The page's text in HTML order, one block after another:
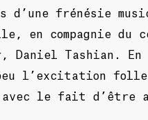
d’une frénésie
en compagnie du
Daniel Tashian. En
l’excitation
avec le fait d’être